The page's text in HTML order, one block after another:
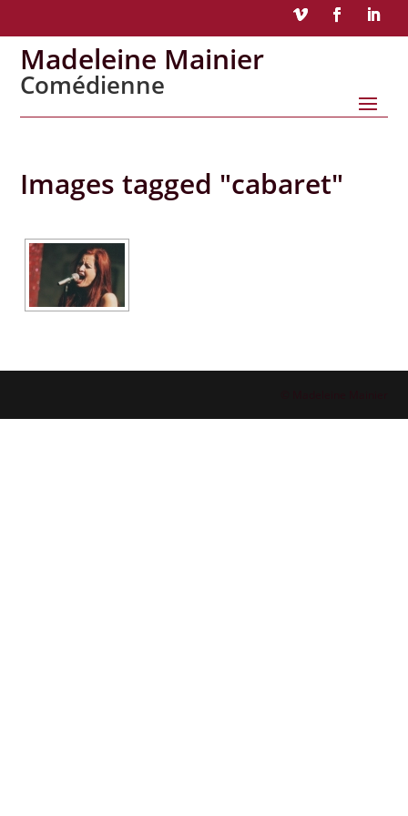
Madeleine Mainier
Comédienne
Images tagged "cabaret"